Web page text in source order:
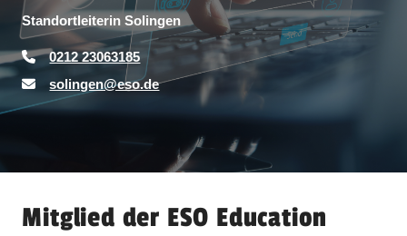
Standortleiterin Solingen
0212 23063185
solingen@eso.de
Mitglied der ESO Education